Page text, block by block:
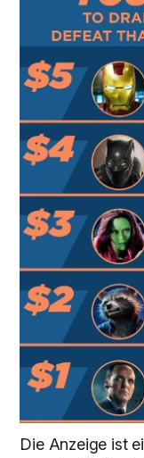
Die Anzeige ist